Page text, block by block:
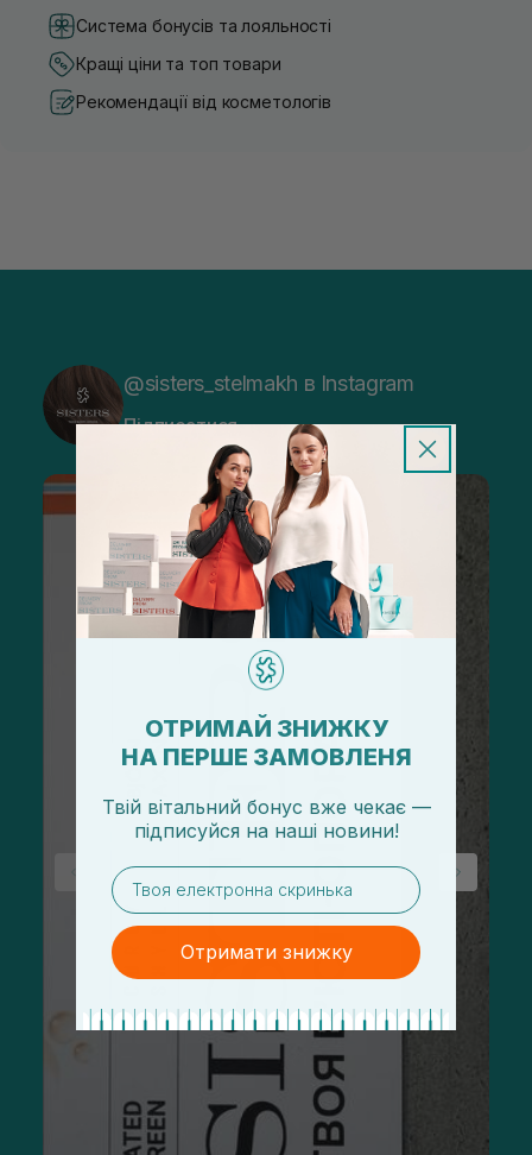
Система бонусів та лояльності
Кращі ціни та топ товари
Рекомендації від косметологів
@sisters_stelmakh в Instagram
Підписатися
ОТРИМАЙ ЗНИЖКУ
НА ПЕРШЕ ЗАМОВЛЕНЯ
Твій вітальний бонус вже чекає —
підписуйся на наші новини!
email
Отримати знижку